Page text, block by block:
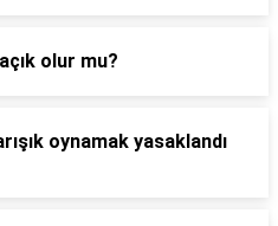
olur mu?
oynamak yasaklandı